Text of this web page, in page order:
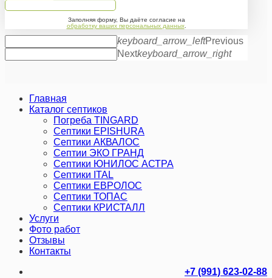
Заполняя форму, Вы даёте согласие на
обработку ваших персональных данных.
keyboard_arrow_leftPrevious
Nextkeyboard_arrow_right
Главная
Каталог септиков
Погреба TINGARD
Септики EPISHURA
Септики АКВАЛОС
Септии ЭКО ГРАНД
Септики ЮНИЛОС АСТРА
Септики ITAL
Септики ЕВРОЛОС
Септики ТОПАС
Септики КРИСТАЛЛ
Услуги
Фото работ
Отзывы
Контакты
+7 (991) 623-02-88